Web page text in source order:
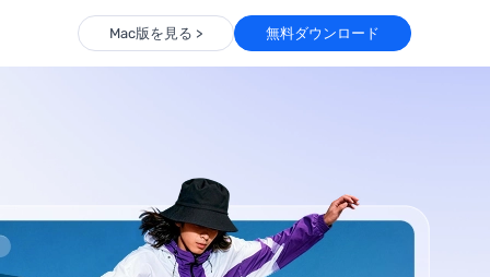
Mac版を見る > 無料ダウンロード